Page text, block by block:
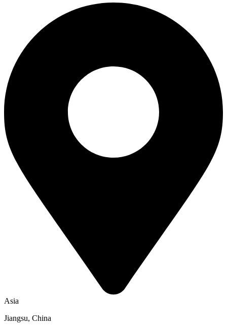
Asia
Jiangsu, China